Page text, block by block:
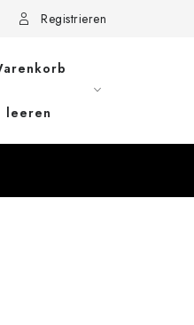
Registrieren
leeren